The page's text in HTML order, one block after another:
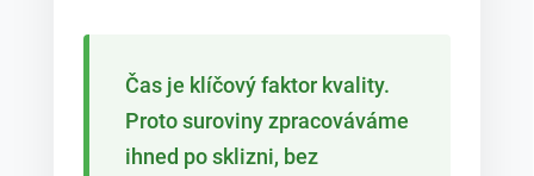
Čas je klíčový faktor kvality.
Proto suroviny zpracováváme
ihned po sklizni, bez